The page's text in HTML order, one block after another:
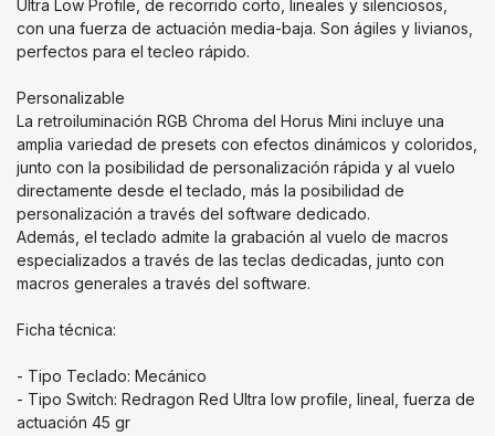
Ultra Low Profile, de recorrido corto, lineales y silenciosos,
con una fuerza de actuación media-baja. Son ágiles y livianos,
perfectos para el tecleo rápido.
Personalizable
La retroiluminación RGB Chroma del Horus Mini incluye una
amplia variedad de presets con efectos dinámicos y coloridos,
junto con la posibilidad de personalización rápida y al vuelo
directamente desde el teclado, más la posibilidad de
personalización a través del software dedicado.
Además, el teclado admite la grabación al vuelo de macros
especializados a través de las teclas dedicadas, junto con
macros generales a través del software.
Ficha técnica:
- Tipo Teclado: Mecánico
- Tipo Switch: Redragon Red Ultra low profile, lineal, fuerza de
actuación 45 gr